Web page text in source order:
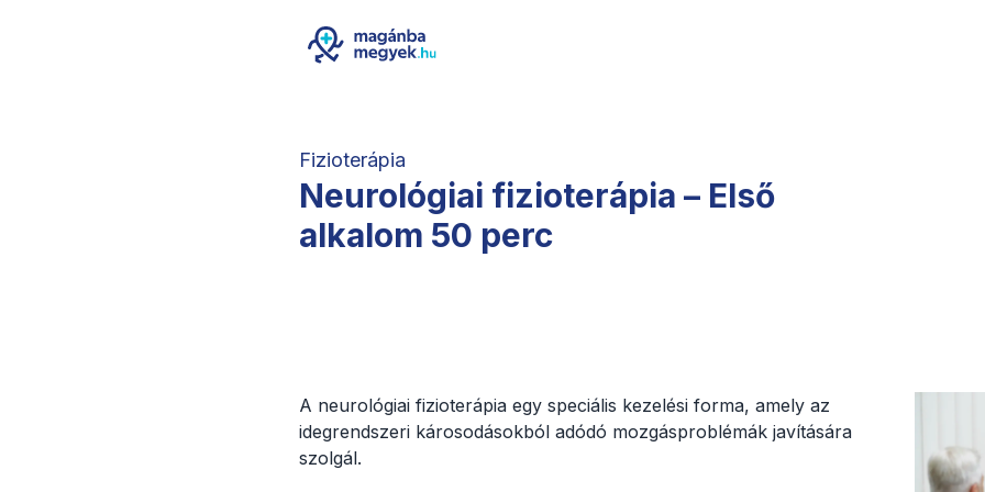
Fizioterápia
Neurológiai fizioterápia – Első
alkalom 50 perc
A neurológiai fizioterápia egy speciális kezelési forma, amely az
idegrendszeri károsodásokból adódó mozgásproblémák javítására
szolgál.